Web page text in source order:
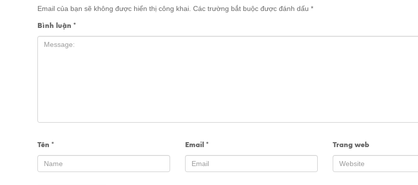
Email của bạn sẽ không được hiển thị công khai. Các trường bắt buộc được đánh dấu *
Bình luận *
Tên * Email * Trang web